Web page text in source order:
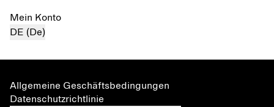
Mein Konto
DE (De)
Allgemeine Geschäftsbedingungen
Datenschutzrichtlinie